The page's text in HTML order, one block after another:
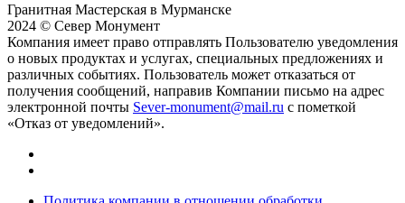
Гранитная Мастерская в Мурманске
2024 © Север Монумент
Компания имеет право отправлять Пользователю уведомления
о новых продуктах и услугах, специальных предложениях и
различных событиях. Пользователь может отказаться от
получения сообщений, направив Компании письмо на адрес
электронной почты Sever-monument@mail.ru с пометкой
«Отказ от уведомлений».